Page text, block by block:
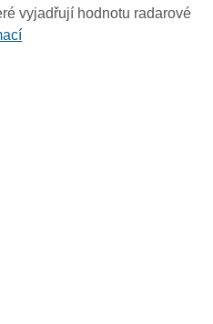
vyjadřují hodnotu radarové